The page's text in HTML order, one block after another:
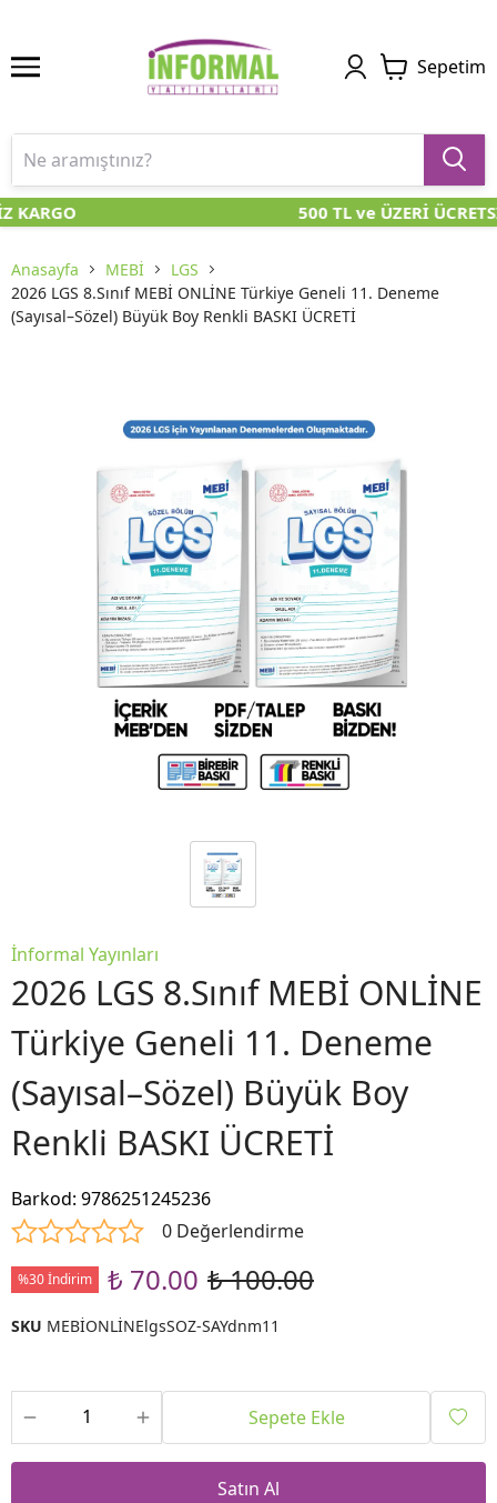
Sepetim
KARGO 500 TL ve ÜZERİ
Anasayfa MEBİ
LGS
2026 LGS 8.Sınıf MEBİ ONLİNE Türkiye Geneli 11. Deneme
(Sayısal–Sözel) Büyük Boy Renkli BASKI ÜCRETİ
İnformal Yayınları
2026 LGS 8.Sınıf MEBİ ONLİNE
Türkiye Geneli 11. Deneme
(Sayısal–Sözel) Büyük Boy
Renkli BASKI ÜCRETİ
Barkod: 9786251245236
0 Değerlendirme
%30 İndirim ₺ 70.00 ₺ 100.00
SKU MEBİONLİNElgsSOZ-SAYdnm11
Sepete Ekle
Satın Al